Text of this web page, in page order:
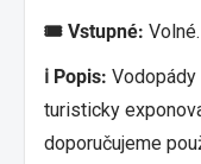
🎟️ Vstupné: Volné.
ℹ️ Popis: Vodopády
turisticky
doporučujeme